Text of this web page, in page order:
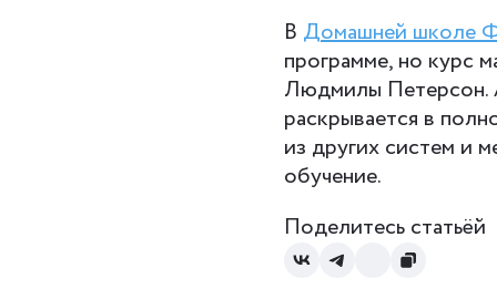
В Домашней школе
программе, но курс
Людмилы Петерсон.
раскрывается в
из других систем и
обучение.
Поделитесь статьёй